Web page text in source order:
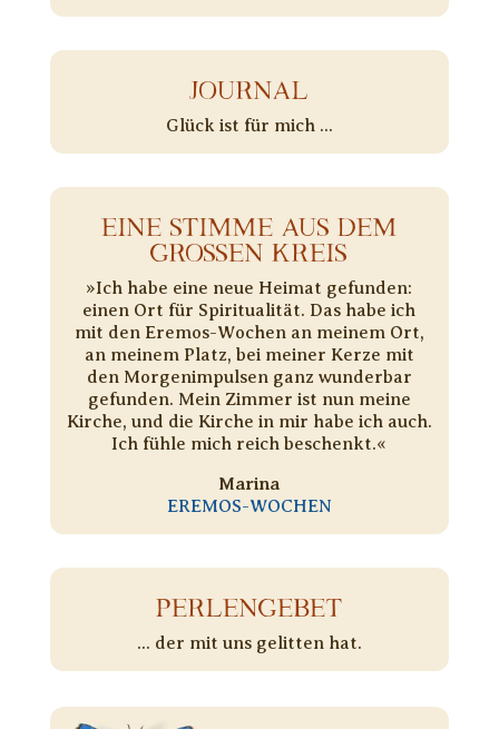
JOURNAL
Glück ist für mich ...
EINE STIMME AUS DEM
GROSSEN KREIS
»Ich habe eine neue Heimat gefunden:
einen Ort für Spiritualität. Das habe ich
mit den Eremos-Wochen an meinem Ort,
an meinem Platz, bei meiner Kerze mit
den Morgenimpulsen ganz wunderbar
gefunden. Mein Zimmer ist nun meine
Kirche, und die Kirche in mir habe ich auch.
Ich fühle mich reich beschenkt.«
Marina
EREMOS-WOCHEN
PERLENGEBET
... der mit uns gelitten hat.